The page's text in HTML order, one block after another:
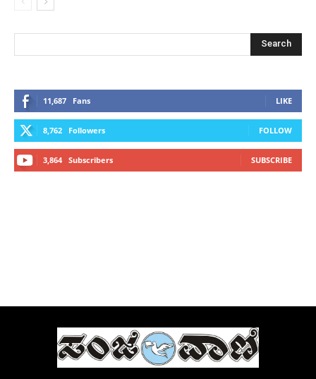
11,687 Fans LIKE
8,762 Followers FOLLOW
3,864 Subscribers SUBSCRIBE